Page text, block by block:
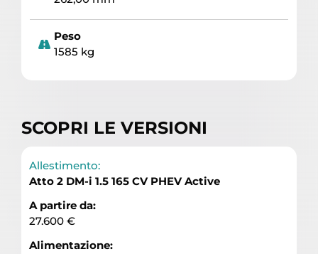
Peso
1585 kg
SCOPRI LE VERSIONI
Allestimento:
Atto 2 DM-i 1.5 165 CV PHEV Active
A partire da:
27.600 €
Alimentazione: